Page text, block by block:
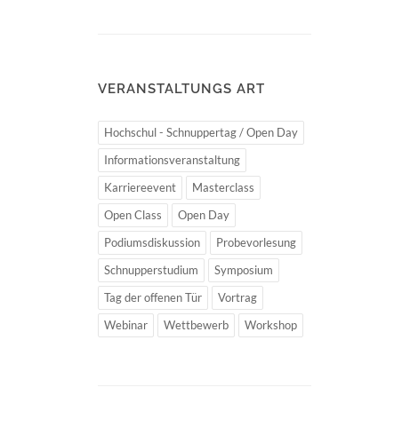
VERANSTALTUNGS ART
Hochschul - Schnuppertag / Open Day
Informationsveranstaltung
Karriereevent
Masterclass
Open Class
Open Day
Podiumsdiskussion
Probevorlesung
Schnupperstudium
Symposium
Tag der offenen Tür
Vortrag
Webinar
Wettbewerb Workshop